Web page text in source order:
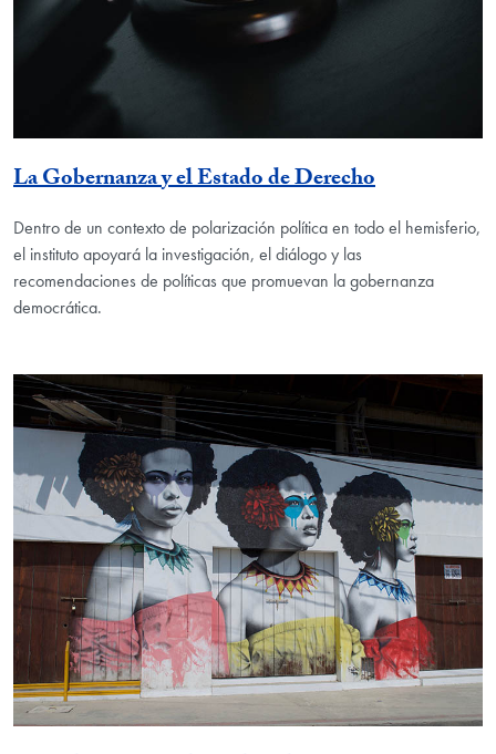
La Gobernanza y el Estado de Derecho
Dentro de un contexto de polarización política en todo el hemisferio,
el instituto apoyará la investigación, el diálogo y las
recomendaciones de políticas que promuevan la gobernanza
democrática.